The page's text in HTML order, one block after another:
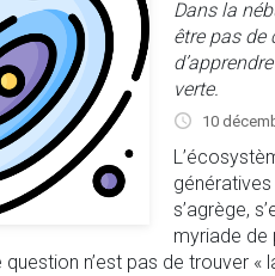
Dans la
être pas de
verte.
10
s’agrège,
myriade de
n’est pas de trouver